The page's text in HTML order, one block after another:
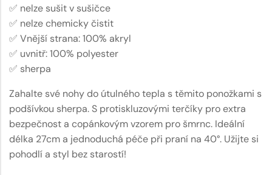
✅ nelze sušit v sušičce
✅ nelze chemicky čistit
✅ Vnější strana: 100% akryl
✅ uvnitř: 100% polyester
✅ sherpa
Zahalte své nohy do útulného tepla s těmito ponožkami s
podšívkou sherpa. S protiskluzovými terčíky pro extra
bezpečnost a copánkovým vzorem pro šmrnc. Ideální
délka 27cm a jednoduchá péče při praní na 40°. Užijte si
pohodlí a styl bez starostí!